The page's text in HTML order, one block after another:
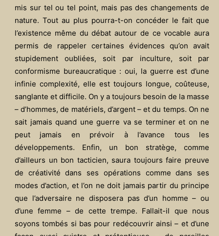
mis sur tel ou tel point, mais pas des changements de
nature. Tout au plus pourra-t-on concéder le fait que
l’existence même du débat autour de ce vocable aura
permis de rappeler certaines évidences qu’on avait
stupidement oubliées, soit par inculture, soit par
conformisme bureaucratique : oui, la guerre est d’une
infinie complexité, elle est toujours longue, coûteuse,
sanglante et difficile. On y a toujours besoin de la masse
– d’hommes, de matériels, d’argent – et du temps. On ne
sait jamais quand une guerre va se terminer et on ne
peut jamais en prévoir à l’avance tous les
développements. Enfin, un bon stratège, comme
d’ailleurs un bon tacticien, saura toujours faire preuve
de créativité dans ses opérations comme dans ses
modes d’action, et l’on ne doit jamais partir du principe
que l’adversaire ne disposera pas d’un homme – ou
d’une femme – de cette trempe. Fallait-il que nous
soyons tombés si bas pour redécouvrir ainsi – et d’une